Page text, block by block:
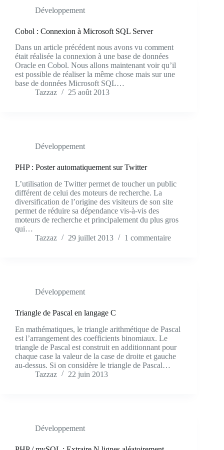
Développement
Cobol : Connexion à Microsoft SQL Server
Dans un article précédent nous avons vu comment
était réalisée la connexion à une base de données
Oracle en Cobol. Nous allons maintenant voir qu’il
est possible de réaliser la même chose mais sur une
base de données Microsoft SQL…
Tazzaz
25 août 2013
Développement
PHP : Poster automatiquement sur Twitter
L’utilisation de Twitter permet de toucher un public
différent de celui des moteurs de recherche. La
diversification de l’origine des visiteurs de son site
permet de réduire sa dépendance vis-à-vis des
moteurs de recherche et principalement du plus gros
qui…
Tazzaz
29 juillet 2013 1 commentaire
Développement
Triangle de Pascal en langage C
En mathématiques, le triangle arithmétique de Pascal
est l’arrangement des coefficients binomiaux. Le
triangle de Pascal est construit en additionnant pour
chaque case la valeur de la case de droite et gauche
au-dessus. Si on considère le triangle de Pascal…
Tazzaz
22 juin 2013
Développement